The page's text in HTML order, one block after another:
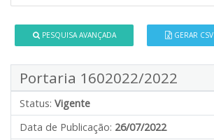
PESQUISA AVANÇADA GERAR CSV
Portaria 1602022/2022
Status: Vigente
Data de Publicação: 26/07/2022